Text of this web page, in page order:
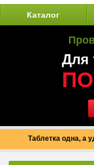
Каталог
Для
Таблетка одна, а